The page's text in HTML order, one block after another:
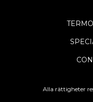
Alla rättigheter